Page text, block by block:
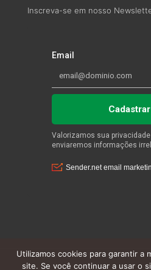
Inscreva-se em nosso
Utilizamos cookies para garantir a
site. Se você continuar a usar o